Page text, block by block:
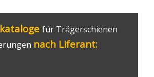
für Trägerschienen
nach Liferant: